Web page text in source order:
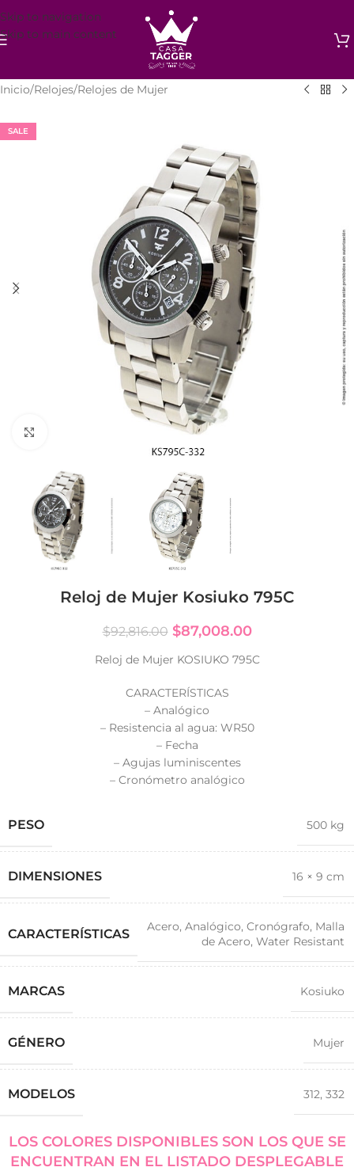
Skip to navigation
Skip to main content
Inicio/Relojes/Relojes de Mujer
SALE
Reloj de Mujer Kosiuko 795C
$92,816.00 $87,008.00
Reloj de Mujer KOSIUKO 795C
CARACTERÍSTICAS
– Analógico
– Resistencia al agua: WR50
– Fecha
– Agujas luminiscentes
– Cronómetro analógico
PESO 500 kg
DIMENSIONES 16 × 9 cm
CARACTERÍSTICAS Acero, Analógico, Cronógrafo, Malla
de Acero, Water Resistant
MARCAS Kosiuko
GÉNERO Mujer
MODELOS 312, 332
LOS COLORES DISPONIBLES SON LOS QUE SE
ENCUENTRAN EN EL LISTADO DESPLEGABLE